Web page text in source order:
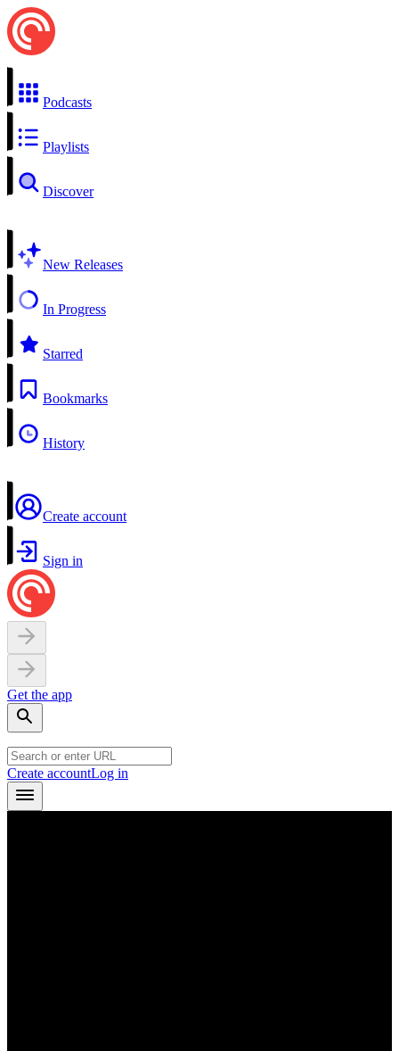
Podcasts
Playlists
Discover
New Releases
In Progress
Starred
Bookmarks
History
Create account
Sign in
Get the app
Create accountLog in